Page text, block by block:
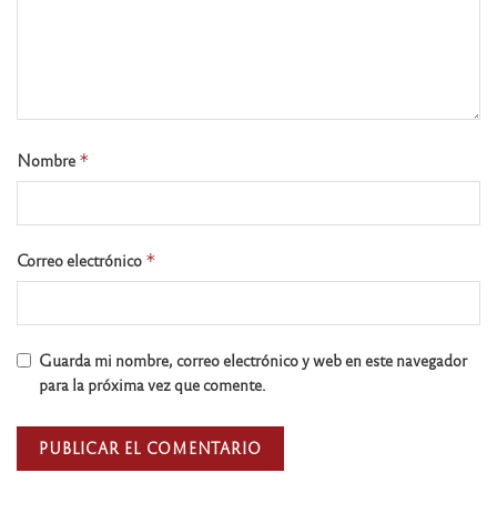
Nombre *
Correo electrónico *
Guarda mi nombre, correo electrónico y web en este navegador
para la próxima vez que comente.